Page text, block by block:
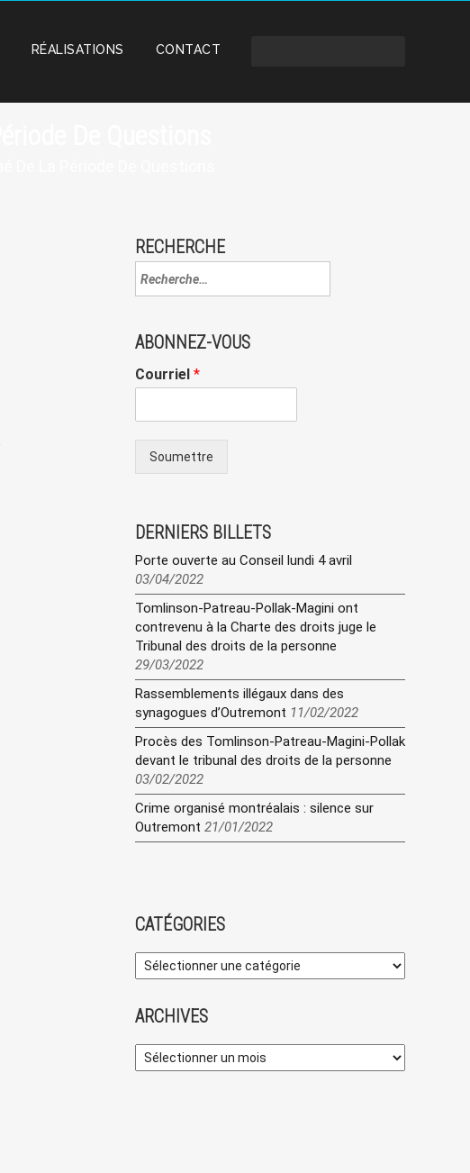
RÉALISATIONS CONTACT
RECHERCHE
ABONNEZ-VOUS
Courriel *
Soumettre
DERNIERS BILLETS
Porte ouverte au Conseil lundi 4 avril
03/04/2022
Tomlinson-Patreau-Pollak-Magini ont
contrevenu à la Charte des droits juge le
Tribunal des droits de la personne
29/03/2022
Rassemblements illégaux dans des
synagogues d’Outremont 11/02/2022
Procès des Tomlinson-Patreau-Magini-Pollak
devant le tribunal des droits de la personne
03/02/2022
Crime organisé montréalais : silence sur
Outremont 21/01/2022
CATÉGORIES
ARCHIVES